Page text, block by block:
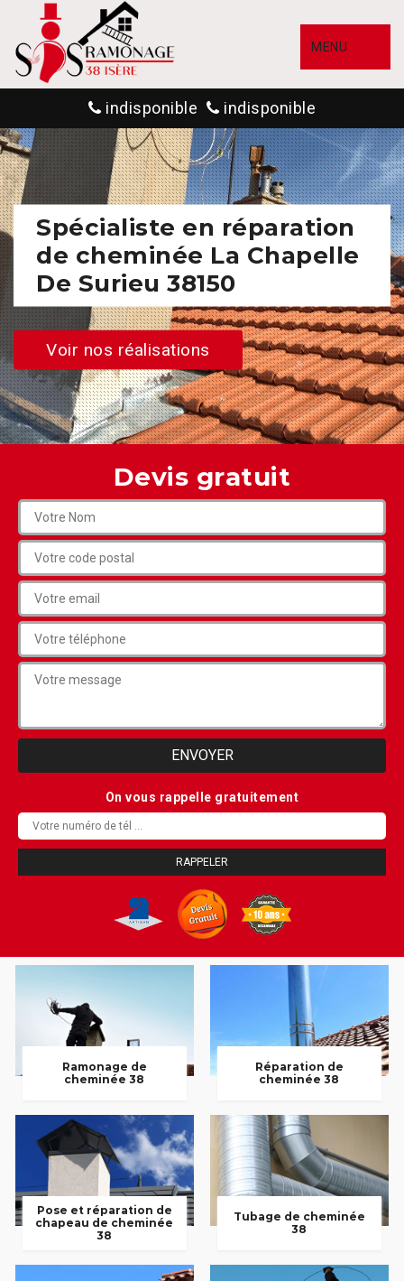
MENU
indisponible indisponible
Spécialiste en réparation
de cheminée La Chapelle
De Surieu 38150
Voir nos réalisations
Devis gratuit
On vous rappelle gratuitement
Ramonage de
cheminée 38
Réparation de
cheminée 38
Pose et réparation de
chapeau de cheminée
38
Tubage de cheminée
38